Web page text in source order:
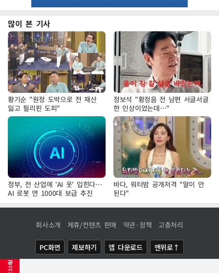
광
고
많이 본 기사
황기순 "원정 도박으로 전 재산
잃고 필리핀 도피"
정보석 "황정음 전 남편 서글서글
한 인상이었는데…"
정부, 전 산업에 'AI 옷' 입힌다…
AI 로봇 연 1000대 보급 추진
바다, 워터밤 공개저격 "말이 안
된다"
회사소개 제휴/컨텐츠 판매 약관·정책 고충처리
PC화면 제보하기 앱 다운로드 맨위로↑